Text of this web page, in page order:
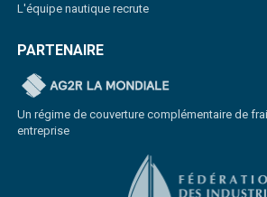
L'équipe nautique recrute
PARTENAIRE
Un régime de couverture complémentaire de
entreprise